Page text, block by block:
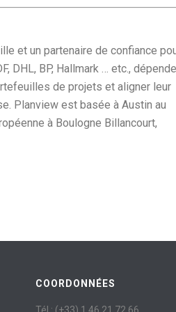
et un partenaire de confiance
DHL, BP, Hallmark … etc.,
de projets et aligner leur
Planview est basée à Austin au
à Boulogne Billancourt,
COORDONNÉES